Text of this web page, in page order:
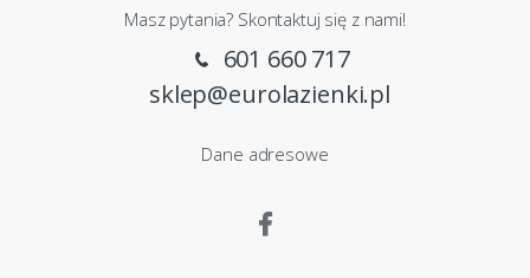
Masz pytania? Skontaktuj się z nami!
601 660 717
sklep@eurolazienki.pl
Dane adresowe